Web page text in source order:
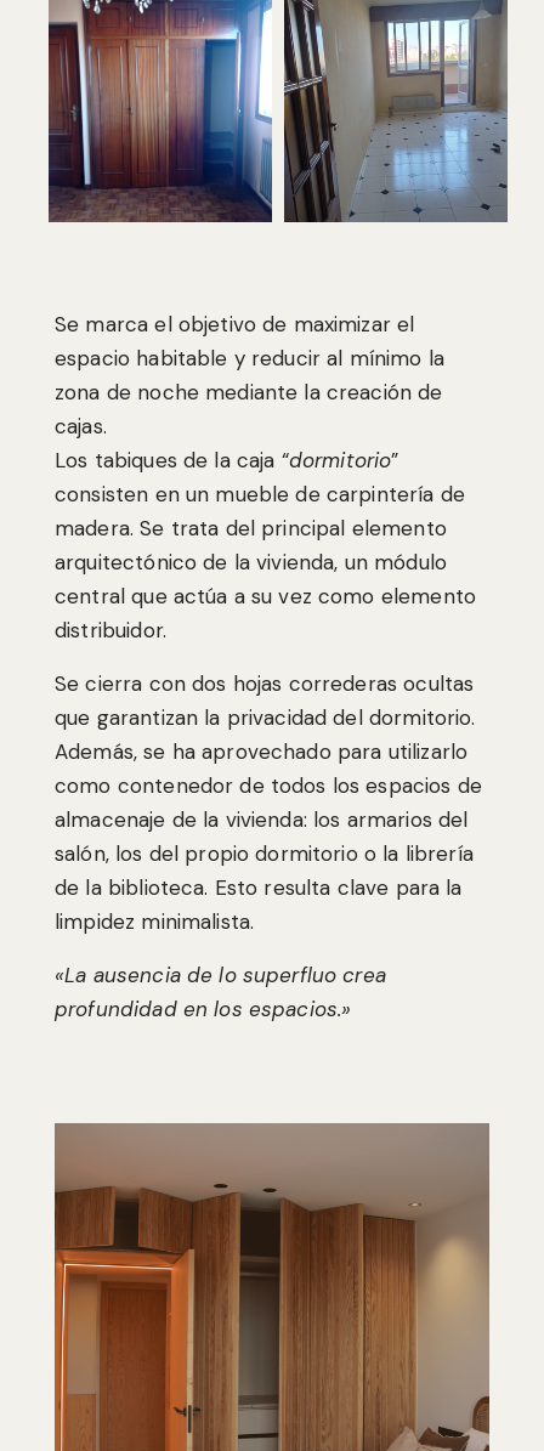
Se marca el objetivo de maximizar el
espacio habitable y reducir al mínimo la
zona de noche mediante la creación de
cajas.
Los tabiques de la caja “dormitorio”
consisten en un mueble de carpintería de
madera. Se trata del principal elemento
arquitectónico de la vivienda, un módulo
central que actúa a su vez como elemento
distribuidor.
Se cierra con dos hojas correderas ocultas
que garantizan la privacidad del dormitorio.
Además, se ha aprovechado para utilizarlo
como contenedor de todos los espacios de
almacenaje de la vivienda: los armarios del
salón, los del propio dormitorio o la librería
de la biblioteca. Esto resulta clave para la
limpidez minimalista.
«La ausencia de lo superfluo crea
profundidad en los espacios.»